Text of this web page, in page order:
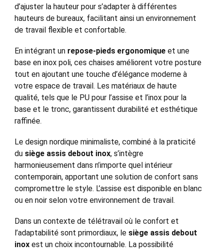
d’ajuster la hauteur pour s’adapter à différentes
hauteurs de bureaux, facilitant ainsi un environnement
de travail flexible et confortable.
En intégrant un repose-pieds ergonomique et une
base en inox poli, ces chaises améliorent votre posture
tout en ajoutant une touche d’élégance moderne à
votre espace de travail. Les matériaux de haute
qualité, tels que le PU pour l’assise et l’inox pour la
base et le tronc, garantissent durabilité et esthétique
raffinée.
Le design nordique minimaliste, combiné à la praticité
du siège assis debout inox, s’intègre
harmonieusement dans n’importe quel intérieur
contemporain, apportant une solution de confort sans
compromettre le style. L’assise est disponible en blanc
ou en noir selon votre environnement de travail.
Dans un contexte de télétravail où le confort et
l’adaptabilité sont primordiaux, le siège assis debout
inox est un choix incontournable. La possibilité